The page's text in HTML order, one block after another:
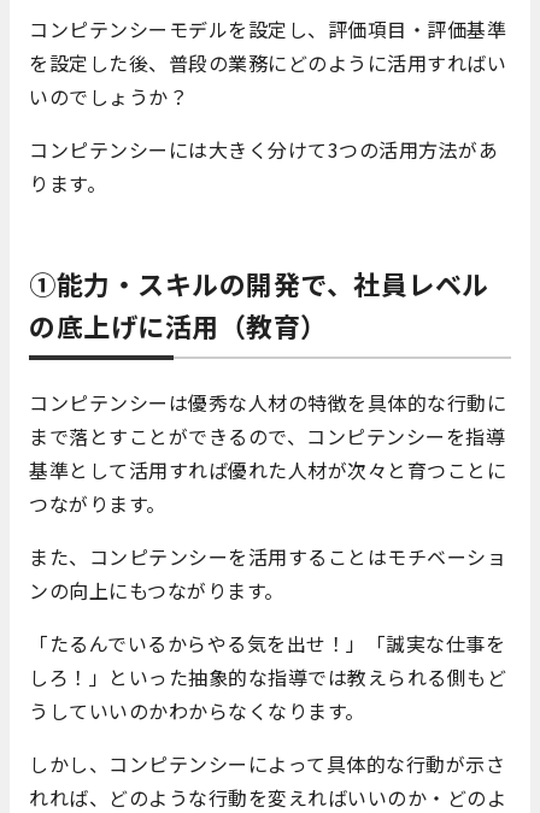
コンピテンシーモデルを設定し、評価項目・評価基準
を設定した後、普段の業務にどのように活用すればい
いのでしょうか？
コンピテンシーには大きく分けて3つの活用方法があ
ります。
①能力・スキルの開発で、社員レベル
の底上げに活用（教育）
コンピテンシーは優秀な人材の特徴を具体的な行動に
まで落とすことができるので、コンピテンシーを指導
基準として活用すれば優れた人材が次々と育つことに
つながります。
また、コンピテンシーを活用することはモチベーショ
ンの向上にもつながります。
「たるんでいるからやる気を出せ！」「誠実な仕事を
しろ！」といった抽象的な指導では教えられる側もど
うしていいのかわからなくなります。
しかし、コンピテンシーによって具体的な行動が示さ
れれば、どのような行動を変えればいいのか・どのよ